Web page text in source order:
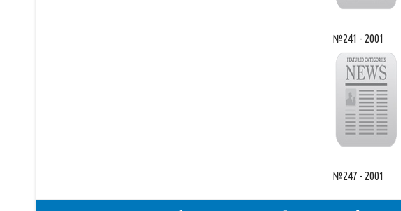
№241 - 2001
№247 - 2001